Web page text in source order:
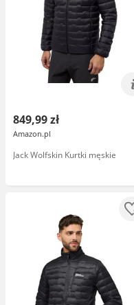
849,99 zł
Amazon.pl
Jack Wolfskin Kurtki męskie